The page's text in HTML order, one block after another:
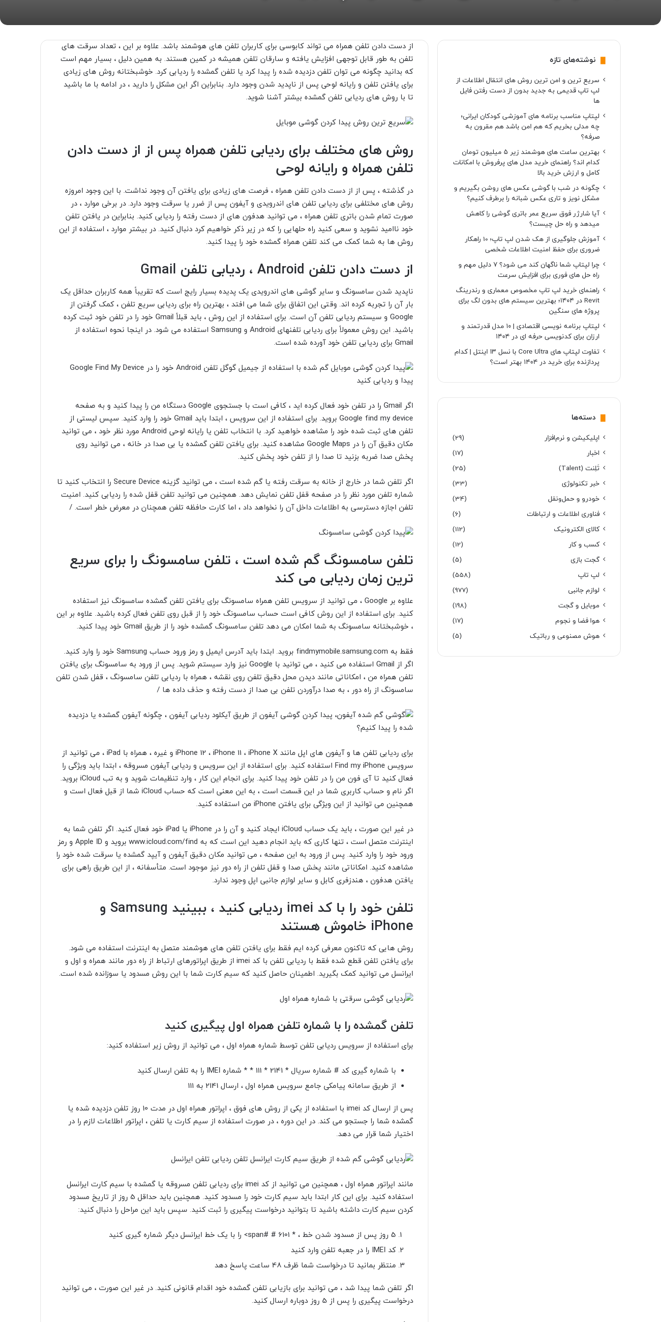
از دست دادن تلفن همراه می تواند کابوسی برای کاربران تلفن های هوشمند باشد. علاوه بر این ، تعداد سرقت های
تلفن به طور قابل توجهی افزایش یافته و سارقان تلفن همیشه در کمین هستند. به همین دلیل ، بسیار مهم است
که بدانید چگونه می توان تلفن دزدیده شده را پیدا کرد یا تلفن گمشده را ردیابی کرد. خوشبختانه روش های زیادی
برای یافتن تلفن و رایانه لوحی پس از ناپدید شدن وجود دارد. بنابراین اگر این مشکل را دارید ، در ادامه با ما باشید
تا با روش های ردیابی تلفن گمشده بیشتر آشنا شوید.
روش های مختلف برای ردیابی تلفن همراه پس از از دست دادن
تلفن همراه و رایانه لوحی
در گذشته ، پس از از دست دادن تلفن همراه ، فرصت های زیادی برای یافتن آن وجود نداشت. با این وجود امروزه
روش های مختلفی برای ردیابی تلفن های اندرویدی و آیفون پس از ضرر یا سرقت وجود دارد. در برخی موارد ، در
صورت تمام شدن باتری تلفن همراه ، می توانید هدفون های از دست رفته را ردیابی کنید. بنابراین در یافتن تلفن
خود ناامید نشوید و سعی کنید راه حلهایی را که در زیر ذکر خواهیم کرد دنبال کنید. در بیشتر موارد ، استفاده از این
روش ها به شما کمک می کند تلفن همراه گمشده خود را پیدا کنید.
از دست دادن تلفن Android ، ردیابی تلفن Gmail
ناپدید شدن سامسونگ و سایر گوشی های اندرویدی یک پدیده بسیار رایج است که تقریباً همه کاربران حداقل یک
بار آن را تجربه کرده اند. وقتی این اتفاق برای شما می افتد ، بهترین راه برای ردیابی سریع تلفن ، کمک گرفتن از
Google و سیستم ردیابی تلفن آن است. برای استفاده از این روش ، باید قبلاً Gmail خود را در تلفن خود ثبت کرده
باشید. این روش معمولاً برای ردیابی تلفنهای Android و Samsung استفاده می شود. در اینجا نحوه استفاده از
Gmail برای ردیابی تلفن خود آورده شده است.
تلفن Android خود را در Google Find My Device
پیدا و ردیابی کنید
اگر Gmail را در تلفن خود فعال کرده اید ، کافی است با جستجوی Google دستگاه من را پیدا کنید و به صفحه
Google find my device بروید. برای استفاده از این سرویس ، ابتدا باید Gmail خود را وارد کنید. سپس لیستی از
تلفن های ثبت شده خود را مشاهده خواهید کرد. با انتخاب تلفن یا رایانه لوحی Android مورد نظر خود ، می توانید
مکان دقیق آن را در Google Maps مشاهده کنید. برای یافتن تلفن گمشده یا بی صدا در خانه ، می توانید روی
پخش صدا ضربه بزنید تا صدا را از تلفن خود پخش کنید.
اگر تلفن شما در خارج از خانه به سرقت رفته یا گم شده است ، می توانید گزینه Secure Device را انتخاب کنید تا
شماره تلفن مورد نظر را در صفحه قفل تلفن نمایش دهد. همچنین می توانید تلفن قفل شده را ردیابی کنید. امنیت
تلفن اجازه دسترسی به اطلاعات داخل آن را نخواهد داد ، اما کارت حافظه تلفن همچنان در معرض خطر است. /
تلفن سامسونگ گم شده است ، تلفن سامسونگ را برای سریع
ترین زمان ردیابی می کند
علاوه بر Google ، می توانید از سرویس تلفن همراه سامسونگ برای یافتن تلفن گمشده سامسونگ نیز استفاده
کنید. برای استفاده از این روش کافی است حساب سامسونگ خود را از قبل روی تلفن فعال کرده باشید. علاوه بر این
، خوشبختانه سامسونگ به شما امکان می دهد تلفن سامسونگ گمشده خود را از طریق Gmail خود پیدا کنید.
فقط به findmymobile.samsung.com بروید. ابتدا باید آدرس ایمیل و رمز ورود حساب Samsung خود را وارد کنید.
اگر از Gmail استفاده می کنید ، می توانید با Google نیز وارد سیستم شوید. پس از ورود به سامسونگ برای یافتن
تلفن همراه من ، امکاناتی مانند دیدن محل دقیق تلفن روی نقشه ، همراه با ردیابی تلفن سامسونگ ، قفل شدن تلفن
سامسونگ از راه دور ، به صدا درآوردن تلفن بی صدا از دست رفته و حذف داده ها /
ردیابی آیفون ، چگونه آیفون گمشده یا دزدیده
شده را پیدا کنیم؟
برای ردیابی تلفن ها و آیفون های اپل مانند iPhone 12 ، iPhone 11 ، iPhone X و غیره ، همراه با iPad ، می توانید از
سرویس Find my iPhone استفاده کنید. برای استفاده از این سرویس و ردیابی آیفون مسروقه ، ابتدا باید ویژگی را
فعال کنید تا آی فون من را در تلفن خود پیدا کنید. برای انجام این کار ، وارد تنظیمات شوید و به تب iCloud بروید.
اگر نام و حساب کاربری شما در این قسمت است ، به این معنی است که حساب iCloud شما از قبل فعال است و
همچنین می توانید از این ویژگی برای یافتن iPhone من استفاده کنید.
در غیر این صورت ، باید یک حساب iCloud ایجاد کنید و آن را در iPhone یا iPad خود فعال کنید. اگر تلفن شما به
اینترنت متصل است ، تنها کاری که باید انجام دهید این است که به www.icloud.com/find بروید و Apple ID و رمز
ورود خود را وارد کنید. پس از ورود به این صفحه ، می توانید مکان دقیق آیفون و آیپد گمشده یا سرقت شده خود را
مشاهده کنید. امکاناتی مانند پخش صدا و قفل تلفن از راه دور نیز موجود است. متأسفانه ، از این طریق راهی برای
یافتن هدفون ، هندزفری کابل و سایر لوازم جانبی اپل وجود ندارد.
تلفن خود را با کد imei ردیابی کنید ، ببینید Samsung و
iPhone خاموش هستند
روش هایی که تاکنون معرفی کرده ایم فقط برای یافتن تلفن های هوشمند متصل به اینترنت استفاده می شود.
برای یافتن تلفن قطع شده فقط با ردیابی تلفن با کد imei از طریق اپراتورهای ارتباط از راه دور مانند همراه و اول و
ایرانسل می توانید کمک بگیرید. اطمینان حاصل کنید که سیم کارت شما با این روش مسدود یا سوزانده شده است.
تلفن گمشده را با شماره تلفن همراه اول پیگیری کنید
برای استفاده از سرویس ردیابی تلفن توسط شماره همراه اول ، می توانید از روش زیر استفاده کنید:
با شماره گیری کد # شماره سریال * 2141 * 111 * * شماره IMEI را به تلفن ارسال کنید
از طریق سامانه پیامکی جامع سرویس همراه اول ، ارسال 2141 به 111
پس از ارسال کد imei با استفاده از یکی از روش های فوق ، اپراتور همراه اول در مدت 10 روز تلفن دزدیده شده یا
گمشده شما را جستجو می کند. در این دوره ، در صورت استفاده از سیم کارت یا تلفن ، اپراتور اطلاعات لازم را در
اختیار شما قرار می دهد.
تلفن ردیابی تلفن ایرانسل
مانند اپراتور همراه اول ، همچنین می توانید از کد imei برای ردیابی تلفن مسروقه یا گمشده با سیم کارت ایرانسل
استفاده کنید. برای این کار ابتدا باید سیم کارت خود را مسدود کنید. همچنین باید حداقل 5 روز از تاریخ مسدود
کردن سیم کارت داشته باشید تا بتوانید درخواست پیگیری را ثبت کنید. سپس باید این مراحل را دنبال کنید:
5 روز پس از مسدود شدن خط ، * 6101 # #span> را با یک خط ایرانسل دیگر شماره گیری کنید
کد IMEI را در جعبه تلفن وارد کنید
منتظر بمانید تا درخواست شما ظرف 48 ساعت پاسخ دهد
اگر تلفن شما پیدا شد ، می توانید برای بازیابی تلفن گمشده خود اقدام قانونی کنید. در غیر این صورت ، می توانید
درخواست پیگیری را پس از 5 روز دوباره ارسال کنید.
نوشته‌های تازه
سریع ترین و امن ترین روش های انتقال اطلاعات از
لپ تاپ قدیمی به جدید بدون از دست رفتن فایل
ها
لپتاپ مناسب برنامه های آموزشی کودکان ایرانی؛
چه مدلی بخریم که هم امن باشد هم مقرون به
صرفه؟
بهترین ساعت های هوشمند زیر ۵ میلیون تومان
کدام اند؟ راهنمای خرید مدل های پرفروش با امکانات
کامل و ارزش خرید بالا
چگونه در شب با گوشی عکس های روشن بگیریم و
مشکل نویز و تاری عکس شبانه را برطرف کنیم؟
آیا شارژر فوق سریع عمر باتری گوشی را کاهش
میدهد و راه حل چیست؟
آموزش جلوگیری از هک شدن لپ تاپ؛ 10 راهکار
ضروری برای حفظ امنیت اطلاعات شخصی
چرا لپتاپ شما ناگهان کند می شود؟ ۷ دلیل مهم و
راه حل های فوری برای افزایش سرعت
راهنمای خرید لپ تاپ مخصوص معماری و رندرینگ
Revit در ۱۴۰۴؛ بهترین سیستم های بدون لگ برای
پروژه های سنگین
لپتاپ برنامه نویسی اقتصادی | ۱۰ مدل قدرتمند و
ارزان برای کدنویسی حرفه ای در ۱۴۰۴
تفاوت لپتاپ های Core Ultra با نسل ۱۳ اینتل | کدام
پردازنده برای خرید در ۱۴۰۴ بهتر است؟
دسته‌ها
اپلیکیشن و نرم‌افزار
(29)
اخبار
(17)
تَلِنت (Talent)
(25)
خبر تکنولوژی
(33)
خودرو و حمل‌و‌نقل
(34)
فناوری اطلاعات و ارتباطات
(6)
کالای الکترونیک
(112)
کسب و کار
(12)
گجت بازی
(5)
لپ تاپ
(558)
لوازم جانبی
(977)
موبایل و گجت
(198)
هوا فضا و نجوم
(17)
هوش مصنوعی و رباتیک
(5)